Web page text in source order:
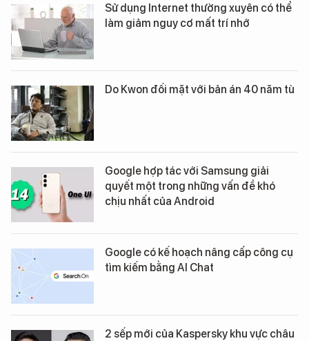
Sử dụng Internet thường xuyên có thể
làm giảm nguy cơ mất trí nhớ
Do Kwon đối mặt với bản án 40 năm tù
Google hợp tác với Samsung giải
quyết một trong những vấn đề khó
chịu nhất của Android
Google có kế hoạch nâng cấp công cụ
tìm kiếm bằng AI Chat
2 sếp mới của Kaspersky khu vực châu